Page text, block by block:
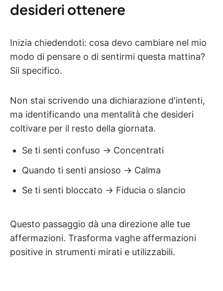
desideri ottenere
Inizia chiedendoti: cosa devo cambiare nel mio
modo di pensare o di sentirmi questa mattina?
Sii specifico.
Non stai scrivendo una dichiarazione d'intenti,
ma identificando una mentalità che desideri
coltivare per il resto della giornata.
Se ti senti confuso → Concentrati
Quando ti senti ansioso → Calma
Se ti senti bloccato → Fiducia o slancio
Questo passaggio dà una direzione alle tue
affermazioni. Trasforma vaghe affermazioni
positive in strumenti mirati e utilizzabili.